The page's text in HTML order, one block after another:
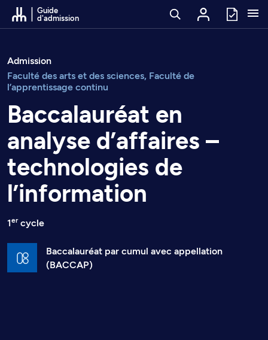
Passer au contenu
Guide
d'admission
Admission
Faculté des arts et des sciences, Faculté de
l’apprentissage continu
Baccalauréat en
analyse d’affaires –
technologies de
l’information
1ercycle
Baccalauréat par cumul avec appellation
(BACCAP)